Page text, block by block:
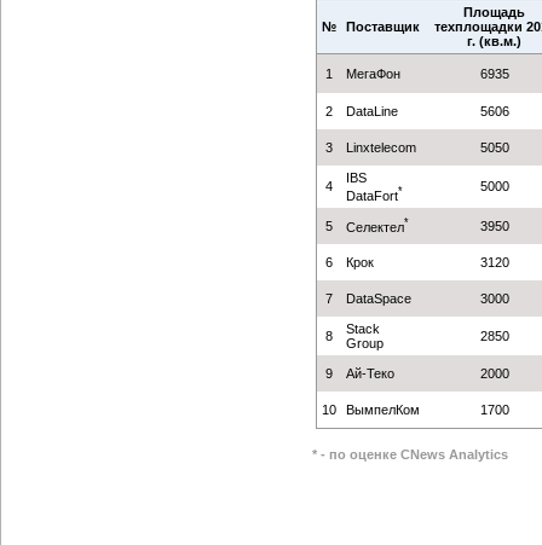
№ Поставщик
Площадь
техплощадки
г. (кв.м.)
1 МегаФон 6935
2 DataLine 5606
3 Linxtelecom 5050
4
IBS
DataFort* 5000
5 Селектел* 3950
6 Крок 3120
7 DataSpace 3000
8
Stack
Group
2850
9 Ай-Теко 2000
10 ВымпелКом 1700
* - по оценке CNews Analytics